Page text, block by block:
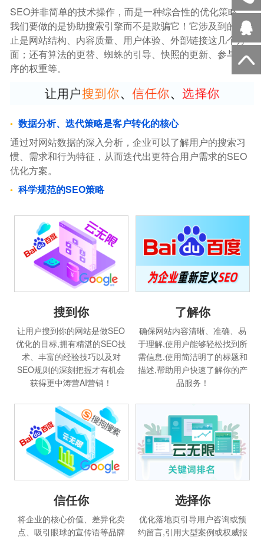
SEO并非简单的技术操作，而是一种综合性的优化策略。
我们要做的是协助搜索引擎而不是欺骗它！它涉及到的不
止是网站结构、内容质量、用户体验、外部链接这几个方
面；还有算法的更替、蜘蛛的引导、快照的更新、参与排
序的权重等。
数据分析、迭代策略是客户转化的核心
通过对网站数据的深入分析，企业可以了解用户的搜索习
惯、需求和行为特征，从而迭代出更符合用户需求的SEO
优化方案。
科学规范的SEO策略
搜到你
让用户搜到你的网站是做SEO
优化的目标,拥有精湛的SEO技
术、丰富的经验技巧以及对
SEO规则的深刻把握才有机会
获得更中涛营AI营销！
了解你
确保网站内容清晰、准确、易
于理解,使用户能够轻松找到所
需信息.使用简洁明了的标题和
描述,帮助用户快速了解你的产
品服务！
信任你
将企业的核心价值、差异化卖
点、吸引眼球的宣传语等品牌
选择你
优化落地页引导用户咨询或预
约留言,引用大型案例或权威报